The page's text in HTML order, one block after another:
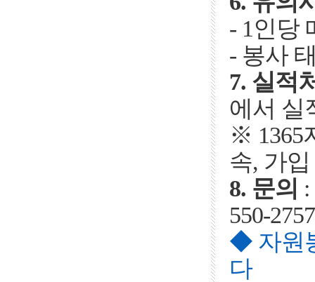
- 1인당
- 봉사
7. 실적
에서 실
※ 1365
속, 가
8. 문의
550-2757
◆ 자원
다